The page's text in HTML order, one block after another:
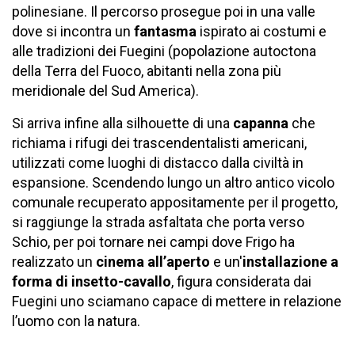
polinesiane. Il percorso prosegue poi in una valle
dove si incontra un fantasma ispirato ai costumi e
alle tradizioni dei Fuegini (popolazione autoctona
della Terra del Fuoco, abitanti nella zona più
meridionale del Sud America).
Si arriva infine alla silhouette di una capanna che
richiama i rifugi dei trascendentalisti americani,
utilizzati come luoghi di distacco dalla civiltà in
espansione. Scendendo lungo un altro antico vicolo
comunale recuperato appositamente per il progetto,
si raggiunge la strada asfaltata che porta verso
Schio, per poi tornare nei campi dove Frigo ha
realizzato un cinema all’aperto e un'installazione a
forma di insetto-cavallo, figura considerata dai
Fuegini uno sciamano capace di mettere in relazione
l’uomo con la natura.